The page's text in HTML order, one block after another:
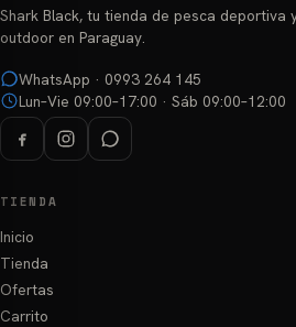
Shark Black, tu tienda de pesca deportiva
outdoor en Paraguay.
WhatsApp · 0993 264 145
Lun–Vie 09:00–17:00 · Sáb 09:00–12:00
TIENDA
Inicio
Tienda
Ofertas
Carrito